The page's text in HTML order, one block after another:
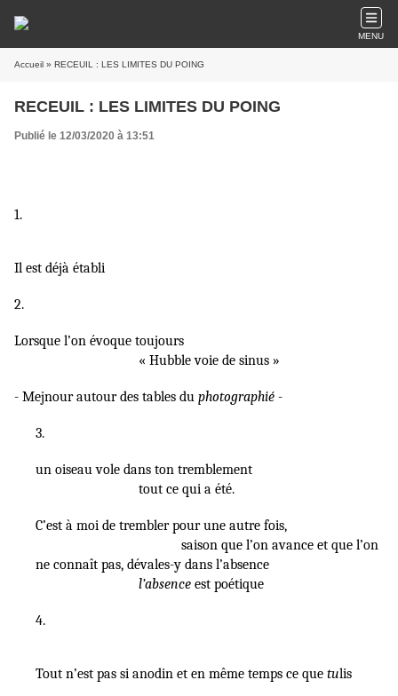
MENU
Accueil » RECEUIL : LES LIMITES DU POING
RECEUIL : LES LIMITES DU POING
Publié le 12/03/2020 à 13:51
1.
Il est déjà établi
2.
Lorsque l’on évoque toujours
« Hubble voie de sinus »
- Mejnour autour des tables du photographié -
3.
un oiseau vole dans ton tremblement
tout ce qui a été.
C’est à moi de trembler pour une autre fois,
saison que l’on avance et que l’on
ne connaît pas, dévales-y dans l’absence
l’absence est poétique
4.
Tout n’est pas si anodin et en même temps ce que tulis